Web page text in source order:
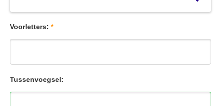
Voorletters: *
Tussenvoegsel: